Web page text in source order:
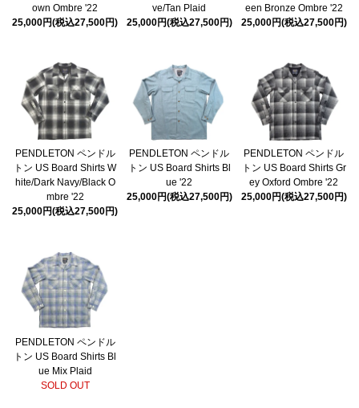
own Ombre '22
25,000円(税込27,500円)
ve/Tan Plaid
25,000円(税込27,500円)
een Bronze Ombre '22
25,000円(税込27,500円)
PENDLETON ペンドル
トン US Board Shirts W
hite/Dark Navy/Black O
mbre '22
25,000円(税込27,500円)
PENDLETON ペンドル
トン US Board Shirts Bl
ue '22
25,000円(税込27,500円)
PENDLETON ペンドル
トン US Board Shirts Gr
ey Oxford Ombre '22
25,000円(税込27,500円)
PENDLETON ペンドル
トン US Board Shirts Bl
ue Mix Plaid
SOLD OUT